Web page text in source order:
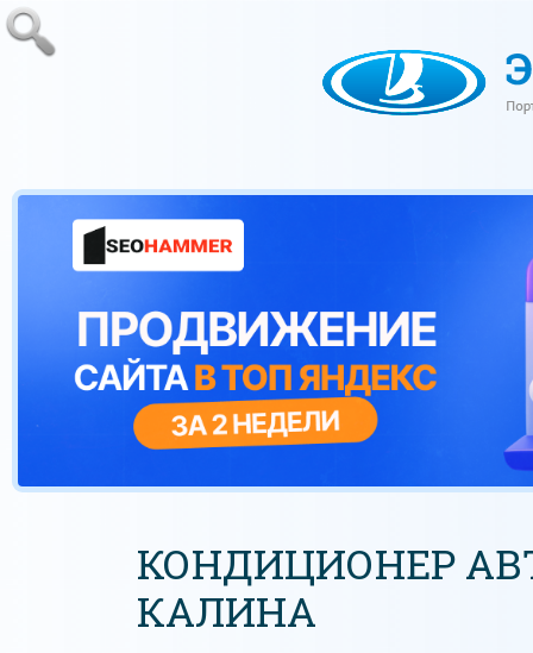
КОНДИЦИОНЕР
КАЛИНА